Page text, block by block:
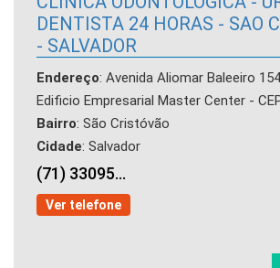
DENTISTA 24 HORAS - SAO
- SALVADOR
Endereço: Avenida Aliomar Baleeiro
Edificio Empresarial Master Center -
Bairro: São Cristóvão
Cidade: Salvador
(71) 33095...
Ver telefone